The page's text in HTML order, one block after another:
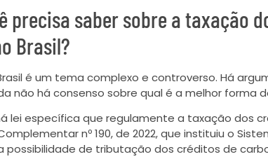
precisa saber sobre a taxação
Brasil?
é um tema complexo e controverso. Há
não há consenso sobre qual é a melhor forma
lei específica que regulamente a taxação dos
nº 190, de 2022, que instituiu o
possibilidade de tributação dos créditos de